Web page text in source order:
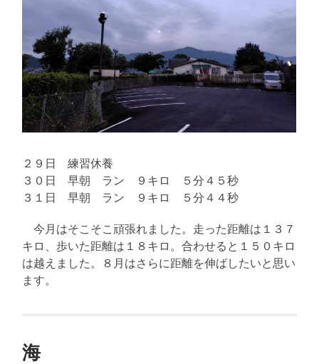
２９日 練習休養
３０日 早朝 ラン ９キロ ５分４５秒
３１日 早朝 ラン ９キロ ５分４４秒
今月はそこそこ頑張れました。走った距離は１３７
キロ、歩いた距離は１８キロ。合わせると１５０キロ
は越えました。８月はさらに距離を伸ばしたいと思い
ます。
海